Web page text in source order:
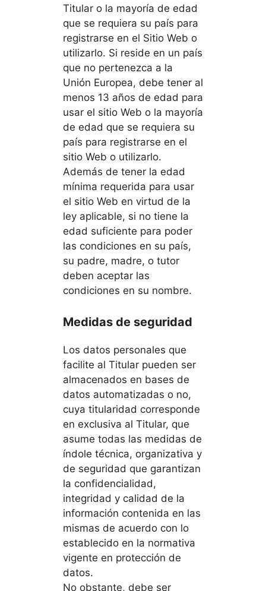
Titular o la mayoría de edad
que se requiera su país para
registrarse en el Sitio Web o
utilizarlo. Si reside en un país
que no pertenezca a la
Unión Europea, debe tener al
menos 13 años de edad para
usar el sitio Web o la mayoría
de edad que se requiera su
país para registrarse en el
sitio Web o utilizarlo.
Además de tener la edad
mínima requerida para usar
el sitio Web en virtud de la
ley aplicable, si no tiene la
edad suficiente para poder
las condiciones en su país,
su padre, madre, o tutor
deben aceptar las
condiciones en su nombre.
Medidas de seguridad
Los datos personales que
facilite al Titular pueden ser
almacenados en bases de
datos automatizadas o no,
cuya titularidad corresponde
en exclusiva al Titular, que
asume todas las medidas de
índole técnica, organizativa y
de seguridad que garantizan
la confidencialidad,
integridad y calidad de la
información contenida en las
mismas de acuerdo con lo
establecido en la normativa
vigente en protección de
datos.
No obstante, debe ser